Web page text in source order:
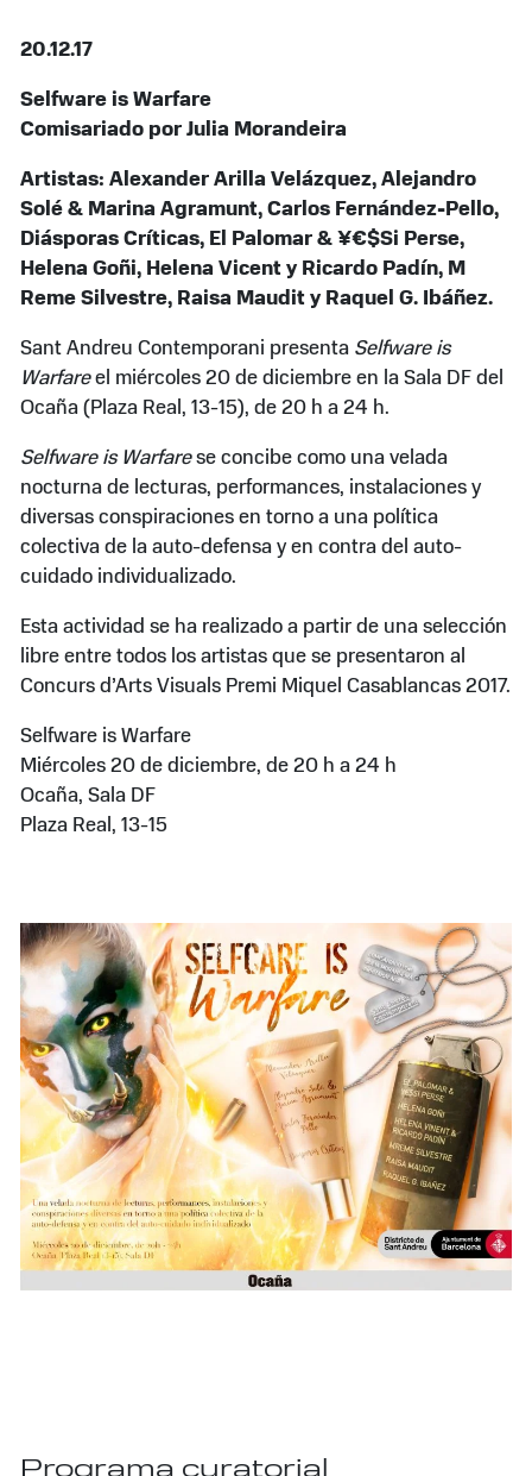
20.12.17
Selfware is Warfare
Comisariado por Julia Morandeira
Artistas: Alexander Arilla Velázquez, Alejandro
Solé & Marina Agramunt, Carlos Fernández-Pello,
Diásporas Críticas, El Palomar & ¥€$Si Perse,
Helena Goñi, Helena Vicent y Ricardo Padín, M
Reme Silvestre, Raisa Maudit y Raquel G. Ibáñez.
Sant Andreu Contemporani presenta Selfware is
Warfareel miércoles 20 de diciembre en la Sala DF del
Ocaña (Plaza Real, 13-15), de 20 h a 24 h.
Selfware is Warfarese concibe como una velada
nocturna de lecturas, performances, instalaciones y
diversas conspiraciones en torno a una política
colectiva de la auto-defensa y en contra del auto-
cuidado individualizado.
Esta actividad se ha realizado a partir de una selección
libre entre todos los artistas que se presentaron al
Concurs d’Arts Visuals Premi Miquel Casablancas 2017.
Selfware is Warfare
Miércoles 20 de diciembre, de 20 h a 24 h
Ocaña, Sala DF
Plaza Real, 13-15